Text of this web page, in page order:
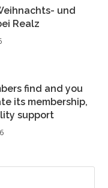
und
Realz
find and you
its membership,
support